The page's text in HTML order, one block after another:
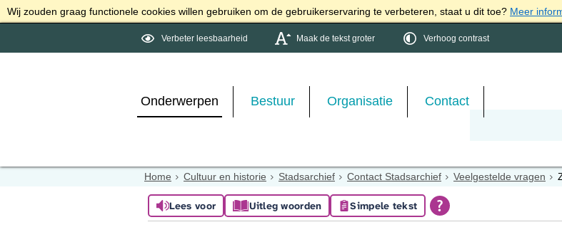
Wij zouden graag functionele cookies willen gebruiken om de gebruikerservaring te verbeteren, staat u dit toe? Meer
Verbeter leesbaarheid Maak de tekst groter Verhoog contrast
Onderwerpen Bestuur Organisatie Contact
Home Cultuur en historie Stadsarchief Contact Stadsarchief Veelgestelde vragen
Lees voor Uitleg woorden Simpele tekst